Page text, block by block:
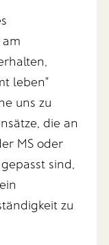
leben"
uns zu
die an
MS oder
sind,
zu